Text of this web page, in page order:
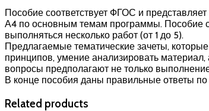
Пособие соответствует ФГОС и
А4 по основным темам программы. Пособие
выполняться несколько работ (от 1 до 5).
Предлагаемые тематические зачеты,
принципов, умение анализировать
вопросы предполагают не только
В конце пособия даны правильные ответы
Related products